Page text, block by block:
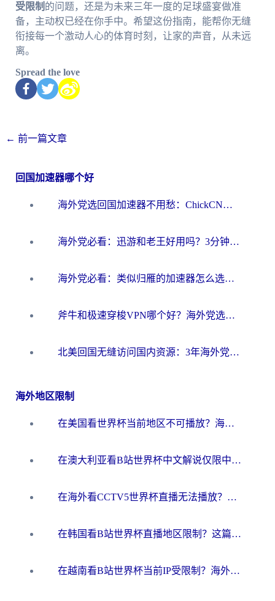
受限制 的问题，还是为未来三年一度的足球盛宴做准
备，主动权已经在你手中。希望这份指南，能帮你无缝
衔接每一个激动人心的体育时刻，让家的声音，从未远
离。
Spread the love
← 前一篇文章
回国加速器哪个好
海外党选回国加速器不用愁：ChickCN和洞见哪个好？一篇搞定所有疑问
海外党必看：迅游和老王好用吗？3分钟选对加速国内网络的加速器
海外党必看：类似归雁的加速器怎么选？一篇搞定无缝访问国内资源
斧牛和极速穿梭VPN哪个好？海外党选回国加速器必看的真实对比与避坑指南
北美回国无缝访问国内资源：3年海外党亲测的加速器选择指南
海外地区限制
在美国看世界杯当前地区不可播放？海外党体育观赛终极指南来了！
在澳大利亚看B站世界杯中文解说仅限中国大陆？这篇指南帮你打破限制看遍赛事
在海外看CCTV5世界杯直播无法播放？这篇指南让你和国内球迷同步呐喊
在韩国看B站世界杯直播地区限制？这篇指南让你告别“当前地区不可播放”
在越南看B站世界杯当前IP受限制？海外党体育观赛终极指南来了